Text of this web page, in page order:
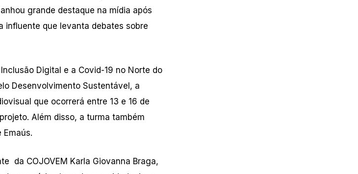
grande destaque na mídia após
influente que levanta debates sobre
Digital e a Covid-19 no Norte do
Desenvolvimento Sustentável, a
que ocorrerá entre 13 e 16 de
Além disso, a turma também
da COJOVEM Karla Giovanna Braga,